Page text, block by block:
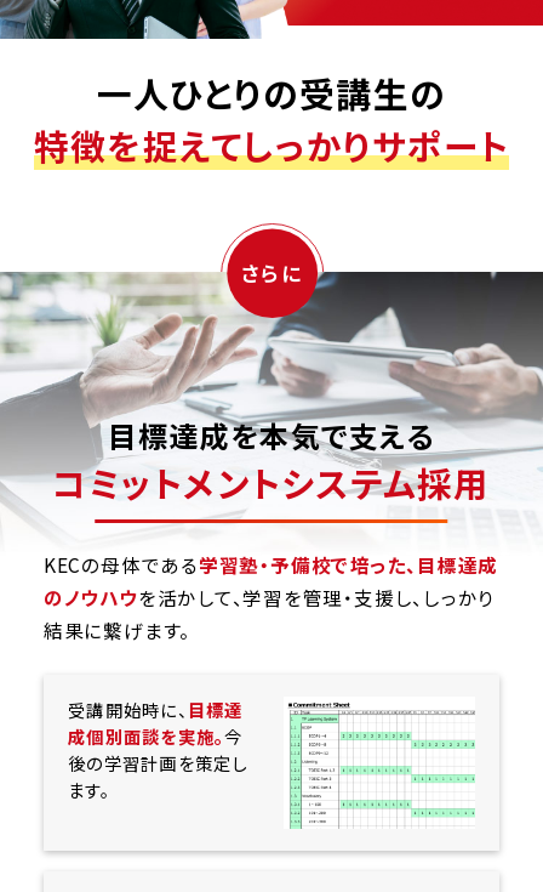
一人ひとりの受講生の
特徴を捉えてしっかりサポート
さらに
目標達成を本気で支える
コミットメントシステム採用
KECの母体である学習塾・予備校で培った、目標達成
のノウハウを活かして、学習を管理・支援し、しっかり
結果に繋げます。
受講開始時に、 目標達
成個別面談を実施。今
後の学習計画を策定し
ます。